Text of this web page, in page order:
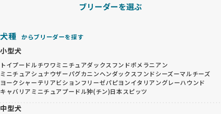
ブリーダーを選ぶ
犬種 からブリーダーを探す
小型犬
トイプードルチワワミニチュアダックスフンドポメラニアン
ミニチュアシュナウザーパグカニンヘンダックスフンドシーズーマルチーズ
ヨークシャーテリアビションフリーゼパピヨンイタリアングレーハウンド
キャバリア ミニチュアプードル狆(チン)日本スピッツ
中型犬